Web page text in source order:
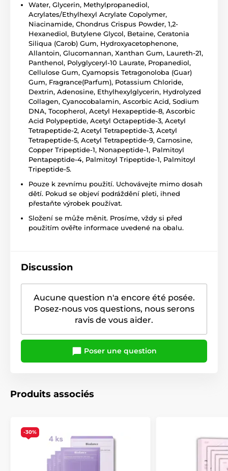
Water, Glycerin, Methylpropanediol,
Acrylates/Ethylhexyl Acrylate Copolymer,
Niacinamide, Chondrus Crispus Powder, 1,2-
Hexanediol, Butylene Glycol, Betaine, Ceratonia
Siliqua (Carob) Gum, Hydroxyacetophenone,
Allantoin, Glucomannan, Xanthan Gum, Laureth-21,
Panthenol, Polyglyceryl-10 Laurate, Propanediol,
Cellulose Gum, Cyamopsis Tetragonoloba (Guar)
Gum, Fragrance(Parfum), Potassium Chloride,
Dextrin, Adenosine, Ethylhexylglycerin, Hydrolyzed
Collagen, Cyanocobalamin, Ascorbic Acid, Sodium
DNA, Tocopherol, Acetyl Hexapeptide-8, Ascorbic
Acid Polypeptide, Acetyl Octapeptide-3, Acetyl
Tetrapeptide-2, Acetyl Tetrapeptide-3, Acetyl
Tetrapeptide-5, Acetyl Tetrapeptide-9, Carnosine,
Copper Tripeptide-1, Nonapeptide-1, Palmitoyl
Pentapeptide-4, Palmitoyl Tripeptide-1, Palmitoyl
Tripeptide-5.
Pouze k zevnímu použití. Uchovávejte mimo dosah
dětí. Pokud se objeví podráždění pleti, ihned
přestaňte výrobek používat.
Složení se může měnit. Prosíme, vždy si před
použitím ověřte informace uvedené na obalu.
Discussion
Aucune question n'a encore été posée.
Posez-nous vos questions, nous serons
ravis de vous aider.
Poser une question
Produits associés
-30%